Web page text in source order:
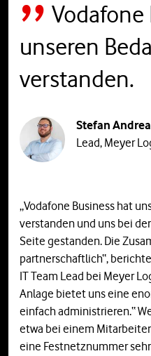
Vodafone
unseren
verstanden.
Stefan
Lead, Meyer
„Vodafone Business hat
verstanden und uns bei
Seite gestanden. Die
partnerschaftlich“,
IT Team Lead bei Meyer
Anlage bietet uns eine
einfach administrieren.“
etwa bei einem
eine Festnetznummer